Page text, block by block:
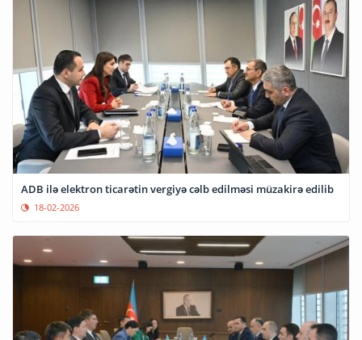
ADB ilə elektron ticarətin vergiyə cəlb edilməsi müzakirə edilib
18-02-2026